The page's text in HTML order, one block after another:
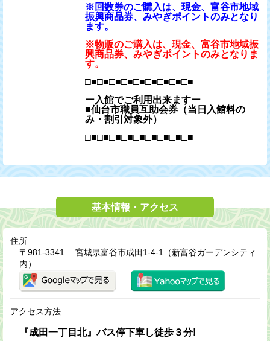
※回数券のご購入は、現金、富谷市地域
振興商品券、みやぎポイントのみとなり
ます。
※物販のご購入は、現金、富谷市地域振
興商品券、みやぎポイントのみとなりま
す。
□■□■□■□■□■□■□■□■□■
ー入館でご利用出来ますー
■仙台市職員互助会券（当日入館料の
み・割引対象外）
□■□■□■□■□■□■□■□■□■
基本情報・アクセス
住所
〒981-3341 宮城県富谷市成田1-4-1（新富谷ガーデンシティ
内）
アクセス方法
『成田一丁目北』バス停下車し徒歩３分!